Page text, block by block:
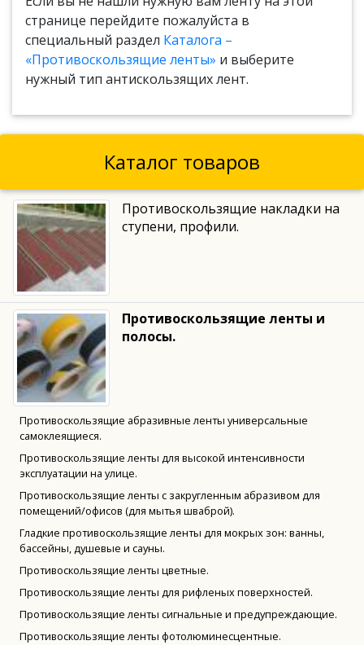
странице перейдите пожалуйста в
специальный раздел Каталога –
«Противоскользящие ленты» и выберите
нужный тип антискользящих лент.
Каталог товаров
Противоскользящие накладки на
ступени, профили.
Противоскользящие ленты и
полосы.
Противоскользящие абразивные ленты универсальные
самоклеящиеся.
Противоскользящие ленты для высокой интенсивности
эксплуатации на улице.
Противоскользящие ленты с закругленным абразивом для
помещений/офисов (для мытья шваброй).
Гладкие противоскользящие ленты для мокрых зон: ванны,
бассейны, душевые и сауны.
Противоскользящие ленты цветные.
Противоскользящие ленты для рифленых поверхностей.
Противоскользящие ленты сигнальные и предупреждающие.
Противоскользящие ленты фотолюминесцентные.